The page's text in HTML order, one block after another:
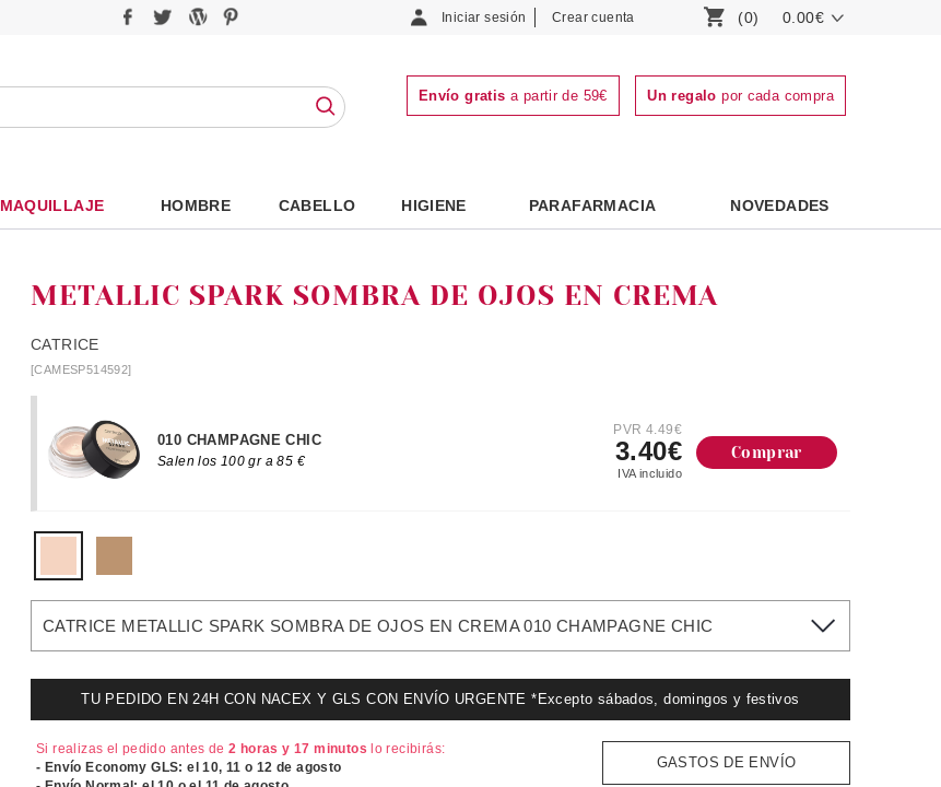
Iniciar sesión Crear cuenta (0) 0.00€
Envío gratis a partir de 59€ Un regalo por cada compra
MAQUILLAJE HOMBRE CABELLO HIGIENE PARAFARMACIA NOVEDADES
METALLIC SPARK SOMBRA DE OJOS EN CREMA
CATRICE
[CAMESP514592]
010 CHAMPAGNE CHIC
Salen los 100 gr a 85 €
PVR 4.49€
3.40€
IVA incluido
Comprar
CATRICE METALLIC SPARK SOMBRA DE OJOS EN CREMA 010 CHAMPAGNE CHIC
TU PEDIDO EN 24H CON NACEX Y GLS CON ENVÍO URGENTE *Excepto sábados, domingos y festivos
Si realizas el pedido antes de2 horas y 17 minutos lo recibirás:
- Envío Economy GLS: el10, 11 o 12 de agosto
GASTOS DE ENVÍO